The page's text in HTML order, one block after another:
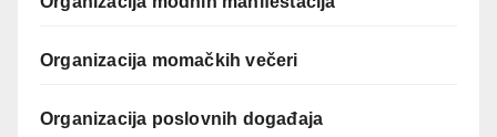
Organizacija momačkih večeri
Organizacija poslovnih događaja